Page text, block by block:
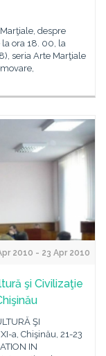
despre
ora 18. 00, la
seria Arte Marţiale
2010 - 23 Apr 2010
şi Civilizaţie
ŞI
a, Chişinău, 21-23
IN